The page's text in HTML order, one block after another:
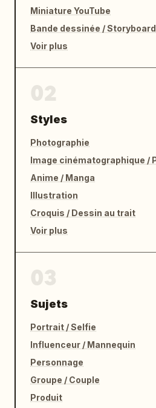
Miniature YouTube
Bande dessinée / Storyboard
Voir plus
Styles
Photographie
Anime / Manga
Illustration
Croquis / Dessin au trait
Voir plus
Sujets
Portrait / Selfie
Influenceur / Mannequin
Personnage
Groupe / Couple
Produit